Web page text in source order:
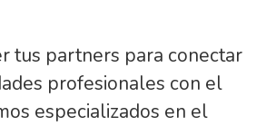
tus partners para conectar
profesionales con el
especializados en el